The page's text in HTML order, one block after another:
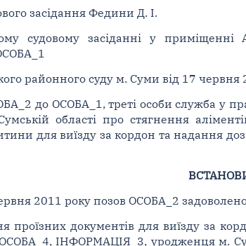
засідання Федини Д. І.
судовому засіданні у приміщенні
районного суду м. Суми від 17 червня
до ОСОБА_1, треті особи служба у
області про стягнення
для виїзду за кордон та надання
2011 року позов ОСОБА_2
проїзних документів для виїзду за
ІНФОРМАЦІЯ_3, уродженця м.